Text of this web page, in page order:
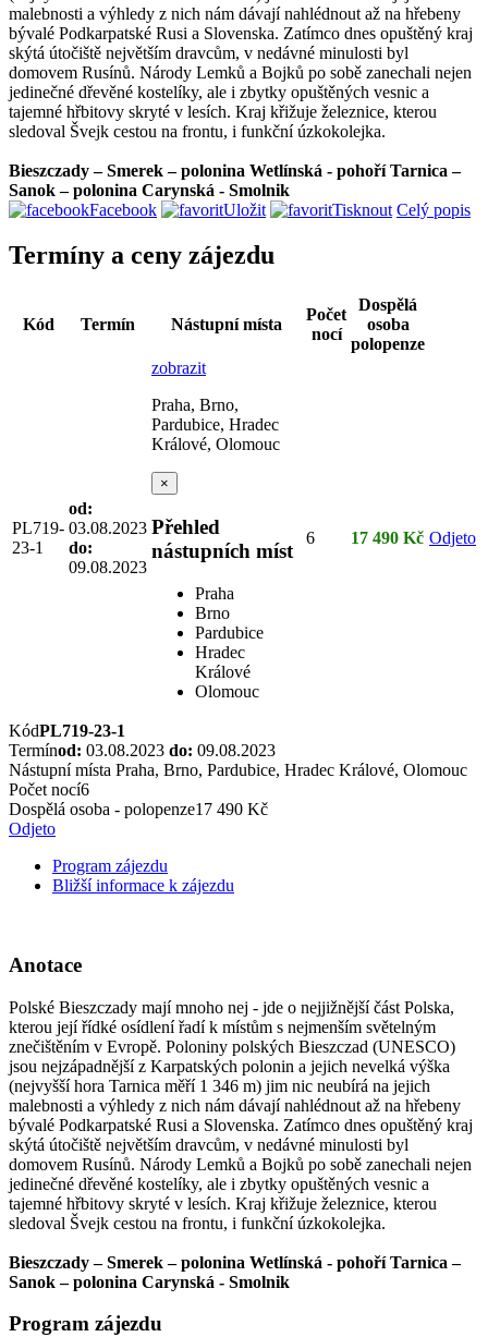
malebnosti a výhledy z nich nám dávají nahlédnout až na hřebeny
bývalé Podkarpatské Rusi a Slovenska. Zatímco dnes opuštěný kraj
skýtá útočiště největším dravcům, v nedávné minulosti byl
domovem Rusínů. Národy Lemků a Bojků po sobě zanechali nejen
jedinečné dřevěné kostelíky, ale i zbytky opuštěných vesnic a
tajemné hřbitovy skryté v lesích. Kraj křižuje železnice, kterou
sledoval Švejk cestou na frontu, i funkční úzkokolejka.
Bieszczady – Smerek – polonina Wetlínská - pohoří Tarnica –
Sanok – polonina Carynská - Smolnik
Facebook
Uložit Tisknout Celý popis
Termíny a ceny zájezdu
Kód Termín Nástupní místa
Počet
nocí
Dospělá
osoba
polopenze
PL719-
23-1
od:
03.08.2023
do:
09.08.2023
zobrazit
Praha, Brno,
Pardubice, Hradec
Králové, Olomouc
×
Přehled
nástupních míst
Praha
Brno
Pardubice
Hradec
Králové
Olomouc
6 17 490 Kč Odjeto
KódPL719-23-1
Termínod: 03.08.2023 do: 09.08.2023
Nástupní místa Praha, Brno, Pardubice, Hradec Králové, Olomouc
Počet nocí6
Dospělá osoba - polopenze17 490 Kč
Odjeto
Program zájezdu
Bližší informace k zájezdu
Anotace
Polské Bieszczady mají mnoho nej - jde o nejjižnější část Polska,
kterou její řídké osídlení řadí k místům s nejmenším světelným
znečištěním v Evropě. Poloniny polských Bieszczad (UNESCO)
jsou nejzápadnější z Karpatských polonin a jejich nevelká výška
(nejvyšší hora Tarnica měří 1 346 m) jim nic neubírá na jejich
malebnosti a výhledy z nich nám dávají nahlédnout až na hřebeny
bývalé Podkarpatské Rusi a Slovenska. Zatímco dnes opuštěný kraj
skýtá útočiště největším dravcům, v nedávné minulosti byl
domovem Rusínů. Národy Lemků a Bojků po sobě zanechali nejen
jedinečné dřevěné kostelíky, ale i zbytky opuštěných vesnic a
tajemné hřbitovy skryté v lesích. Kraj křižuje železnice, kterou
sledoval Švejk cestou na frontu, i funkční úzkokolejka.
Bieszczady – Smerek – polonina Wetlínská - pohoří Tarnica –
Sanok – polonina Carynská - Smolnik
Program zájezdu